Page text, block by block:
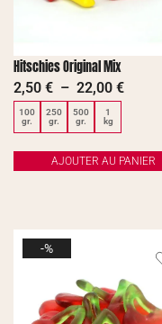
Hitschies Original Mix
2,50 € – 22,00 €
100
gr.
250
gr.
500
gr.
1
kg
AJOUTER AU PANIER
-%